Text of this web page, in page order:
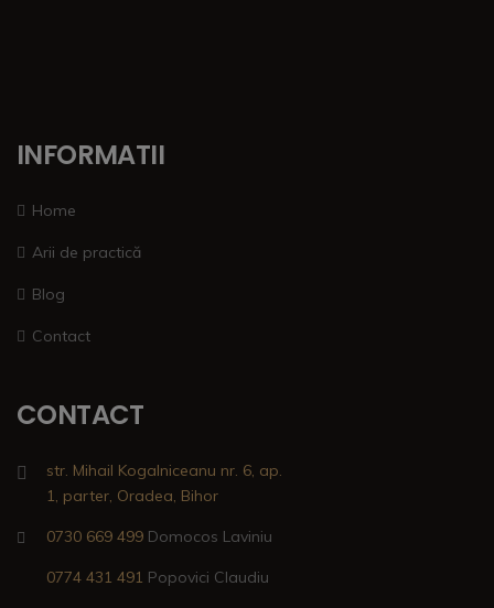
INFORMATII
Home
Arii de practică
Blog
Contact
CONTACT
str. Mihail Kogalniceanu nr. 6, ap.
1, parter, Oradea, Bihor
0730 669 499 Domocos Laviniu
0774 431 491 Popovici Claudiu